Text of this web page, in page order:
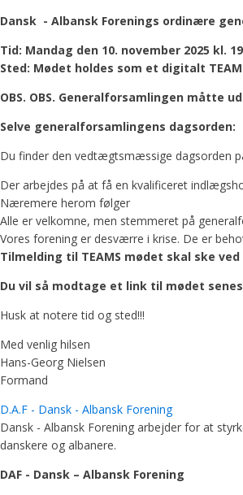
Dansk - Albansk Forenings ordinære
Tid: Mandag den 10. november 2025 kl.
Sted: Mødet holdes som et digitalt
OBS. OBS. Generalforsamlingen måtte
Selve generalforsamlingens dagsorden:
Du finder den vedtægtsmæssige dagsorden
Der arbejdes på at få en kvalificeret
Næremere herom følger
Alle er velkomne, men stemmeret på
Vores forening er desværre i krise. De er
Tilmelding til TEAMS mødet skal ske
Du vil så modtage et link til mødet
Husk at notere tid og sted!!!
Med venlig hilsen
Hans-Georg Nielsen
Formand
D.A.F - Dansk - Albansk Forening
Dansk - Albansk Forening arbejder for at
danskere og albanere.
DAF - Dansk – Albansk Forening